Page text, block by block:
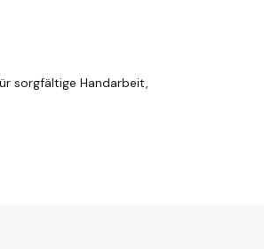
sorgfältige Handarbeit,